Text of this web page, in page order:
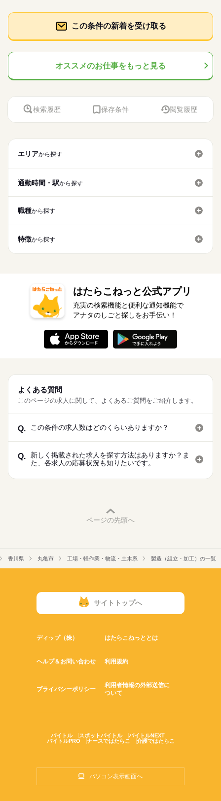
この条件の新着を受け取る
オススメのお仕事をもっと見る
検索履歴 保存条件 閲覧履歴
エリアから探す
通勤時間・駅から探す
職種から探す
特徴から探す
はたらこねっと公式アプリ
充実の検索機能と便利な通知機能で
アナタのしごと探しをお手伝い！
よくある質問
このページの求人に関して、よくあるご質問をご紹介します。
Q. この条件の求人数はどのくらいありますか？
Q.
新しく掲載された求人を探す方法はありますか？ま
た、各求人の応募状況も知りたいです。
ページの先頭へ
香川県 丸亀市 工場・軽作業・物流・土木系 製造（組立・加工）の一覧
サイトトップへ
ディップ（株） はたらこねっととは
ヘルプ＆お問い合わせ 利用規約
プライバシーポリシー
利用者情報の外部送信に
ついて
バイトル スポットバイトル
バイトルNEXT
バイトルPRO
ナースではたらこ 介護ではたらこ
パソコン表示画面へ